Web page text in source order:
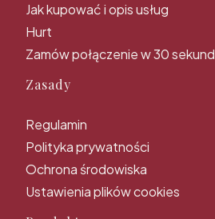
Jak kupować i opis usług
Hurt
Zamów połączenie w 30 sekund
Zasady
Regulamin
Polityka prywatności
Ochrona środowiska
Ustawienia plików cookies